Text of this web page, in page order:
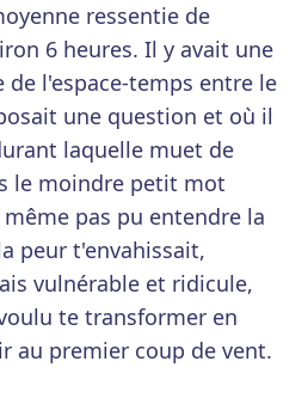
ressentie de
6 heures. Il y avait une
l'espace-temps entre le
une question et où il
laquelle muet de
le moindre petit mot
pas pu entendre la
peur t'envahissait,
vulnérable et ridicule,
te transformer en
au premier coup de vent.